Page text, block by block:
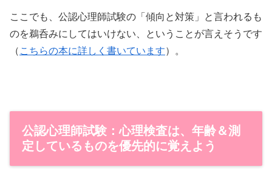
ここでも、公認心理師試験の「傾向と対策」と言われるも
のを鵜呑みにしてはいけない、ということが言えそうです
（ こちらの本に詳しく書いています）。
公認心理師試験：心理検査は、年齢＆測
定しているものを優先的に覚えよう